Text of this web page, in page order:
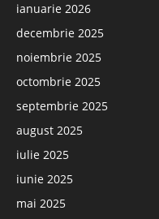
ianuarie 2026
decembrie 2025
noiembrie 2025
octombrie 2025
septembrie 2025
august 2025
iulie 2025
iunie 2025
mai 2025